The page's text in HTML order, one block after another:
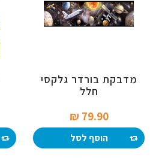
מדבקת בורדר גלקסי
חלל
79.90 ₪‎
הוסף לסל